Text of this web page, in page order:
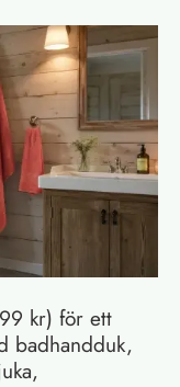
kr) för ett
badhandduk,